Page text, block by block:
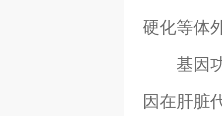
硬化等体
基因功
因在肝脏